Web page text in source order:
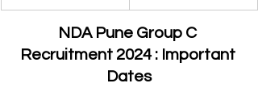
NDA Pune Group C
Recruitment 2024 : Important
Dates